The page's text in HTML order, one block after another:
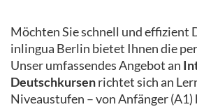
Möchten Sie schnell und effizient
inlingua Berlin bietet Ihnen die
Unser umfassendes Angebot an
Deutschkursenrichtet sich an
Niveaustufen – von Anfänger (A1)